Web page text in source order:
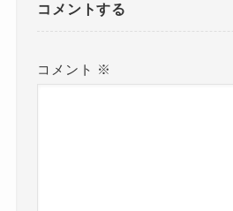
コメントする
コメント ※